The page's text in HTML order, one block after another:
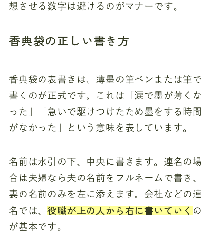
想させる数字は避けるのがマナーです。
香典袋の正しい書き方
香典袋の表書きは、薄墨の筆ペンまたは筆で
書くのが正式です。これは「涙で墨が薄くな
った」「急いで駆けつけたため墨をする時間
がなかった」という意味を表しています。
名前は水引の下、中央に書きます。連名の場
合は夫婦なら夫の名前をフルネームで書き、
妻の名前のみを左に添えます。会社などの連
名では、役職が上の人から右に書いていくの
が基本です。